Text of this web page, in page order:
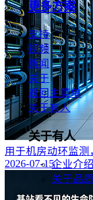
更多方案
支持
视频
新闻
关于
返回主菜单
关于有人
关于有人
企业介绍
关于品质
用于机房动环监
2026-07-15